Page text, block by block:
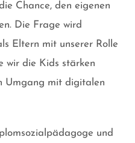
Chance, den eigenen
Die Frage wird
Eltern mit unserer Rolle
wir die Kids stärken
Umgang mit digitalen
und